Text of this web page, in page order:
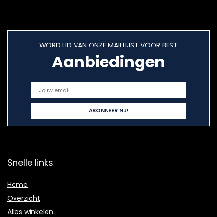
WORD LID VAN ONZE MAILLIJST VOOR BEST
Aanbiedingen
Snelle links
Home
Overzicht
Alles winkelen